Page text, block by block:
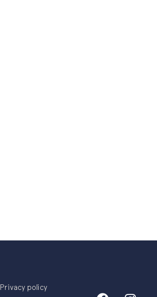
Privacy policy